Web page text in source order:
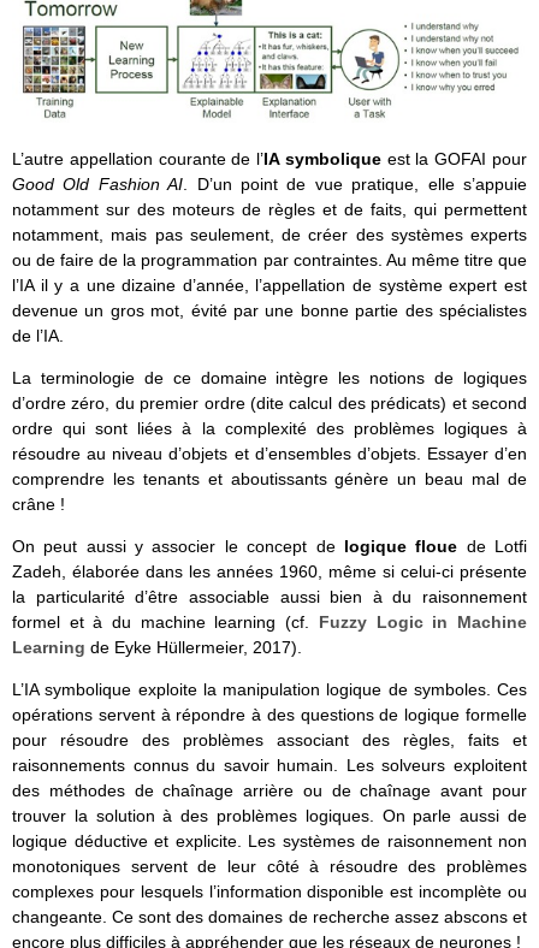
L’autre appellation courante de l’IA symbolique est la GOFAI pour
Good Old Fashion AI . D’un point de vue pratique, elle s’appuie
notamment sur des moteurs de règles et de faits, qui permettent
notamment, mais pas seulement, de créer des systèmes experts
ou de faire de la programmation par contraintes. Au même titre que
l’IA il y a une dizaine d’année, l’appellation de système expert est
devenue un gros mot, évité par une bonne partie des spécialistes
de l’IA.
La terminologie de ce domaine intègre les notions de logiques
d’ordre zéro, du premier ordre (dite calcul des prédicats) et second
ordre qui sont liées à la complexité des problèmes logiques à
résoudre au niveau d’objets et d’ensembles d’objets. Essayer d’en
comprendre les tenants et aboutissants génère un beau mal de
crâne !
On peut aussi y associer le concept de logique floue de Lotfi
Zadeh, élaborée dans les années 1960, même si celui-ci présente
la particularité d’être associable aussi bien à du raisonnement
formel et à du machine learning (cf. Fuzzy Logic in Machine
Learning de Eyke Hüllermeier, 2017).
L’IA symbolique exploite la manipulation logique de symboles. Ces
opérations servent à répondre à des questions de logique formelle
pour résoudre des problèmes associant des règles, faits et
raisonnements connus du savoir humain. Les solveurs exploitent
des méthodes de chaînage arrière ou de chaînage avant pour
trouver la solution à des problèmes logiques. On parle aussi de
logique déductive et explicite. Les systèmes de raisonnement non
monotoniques servent de leur côté à résoudre des problèmes
complexes pour lesquels l’information disponible est incomplète ou
changeante. Ce sont des domaines de recherche assez abscons et
encore plus difficiles à appréhender que les réseaux de neurones !